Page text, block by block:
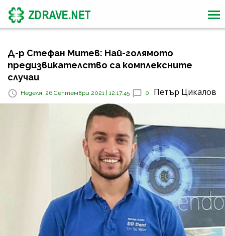
Д-р Стефан Митев: Най-голямото
предизвикателство са комплексните
случаи
Неделя, 26 Септември 2021 | 12:17:45 0 Петър Цикалов